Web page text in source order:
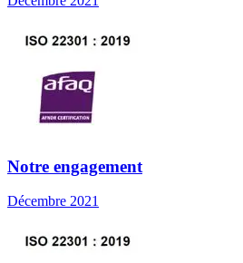
Notre engagement
Décembre 2021